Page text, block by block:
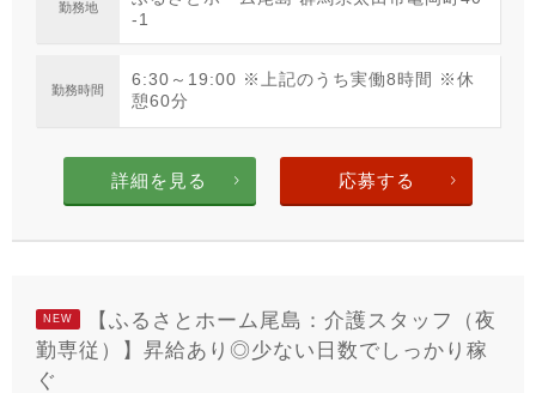
勤務地
-1
勤務時間
6:30～19:00 ※上記のうち実働8時間 ※休
憩60分
詳細を見る 応募する
NEW
【ふるさとホーム尾島：介護スタッフ（夜
勤専従）】昇給あり◎少ない日数でしっかり稼
ぐ